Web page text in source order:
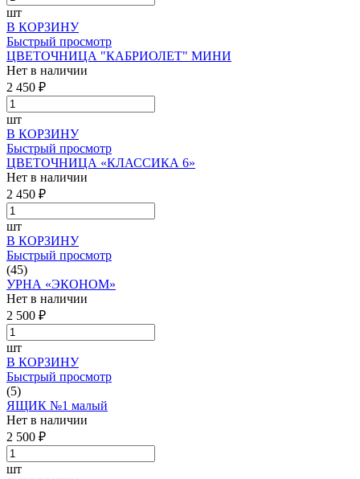
шт
В КОРЗИНУ
Быстрый просмотр
ЦВЕТОЧНИЦА "КАБРИОЛЕТ" МИНИ
Нет в наличии
2 450 ₽
шт
В КОРЗИНУ
Быстрый просмотр
ЦВЕТОЧНИЦА «КЛАССИКА 6»
Нет в наличии
2 450 ₽
шт
В КОРЗИНУ
Быстрый просмотр
(45)
УРНА «ЭКОНОМ»
Нет в наличии
2 500 ₽
шт
В КОРЗИНУ
Быстрый просмотр
(5)
ЯЩИК №1 малый
Нет в наличии
2 500 ₽
шт